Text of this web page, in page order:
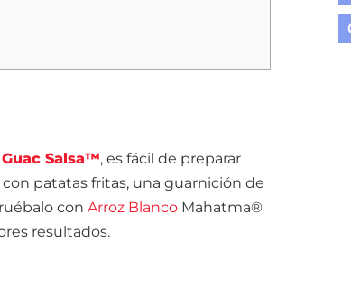
Salsa™, es fácil de preparar
patatas fritas, una guarnición de
con Arroz Blanco Mahatma®
resultados.